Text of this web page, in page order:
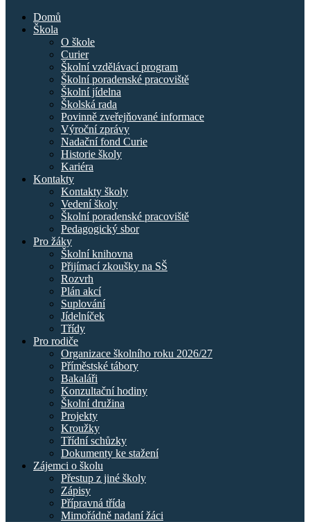
Domů
Škola
O škole
Curier
Školní vzdělávací program
Školní poradenské pracoviště
Školní jídelna
Školská rada
Povinně zveřejňované informace
Výroční zprávy
Nadační fond Curie
Historie školy
Kariéra
Kontakty
Kontakty školy
Vedení školy
Školní poradenské pracoviště
Pedagogický sbor
Pro žáky
Školní knihovna
Přijímací zkoušky na SŠ
Rozvrh
Plán akcí
Suplování
Jídelníček
Třídy
Pro rodiče
Organizace školního roku 2026/27
Příměstské tábory
Bakaláři
Konzultační hodiny
Školní družina
Projekty
Kroužky
Třídní schůzky
Dokumenty ke stažení
Zájemci o školu
Přestup z jiné školy
Zápisy
Přípravná třída
Mimořádně nadaní žáci